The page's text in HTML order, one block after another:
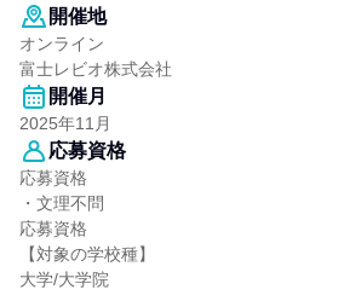
開催地
オンライン
富士レビオ株式会社
開催月
2025年11月
応募資格
応募資格
・文理不問
応募資格
【対象の学校種】
大学/大学院